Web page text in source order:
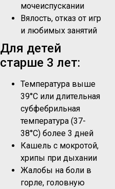
мочеиспускании
Вялость, отказ от игр
и любимых занятий
Для детей
старше 3 лет:
Температура выше
39°C или длительная
субфебрильная
температура (37-
38°C) более 3 дней
Кашель с мокротой,
хрипы при дыхании
Жалобы на боли в
горле, головную